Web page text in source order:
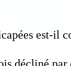
est-il
décliné par